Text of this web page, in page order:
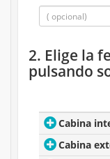
2. Elige la
pulsando
Cabina
Cabina